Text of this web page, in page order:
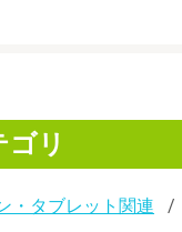
リ
・タブレット関連